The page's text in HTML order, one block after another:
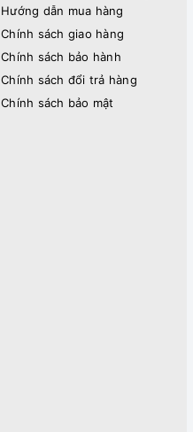
Hướng dẫn mua hàng
Chính sách giao hàng
Chính sách bảo hành
Chính sách đổi trả hàng
Chính sách bảo mật